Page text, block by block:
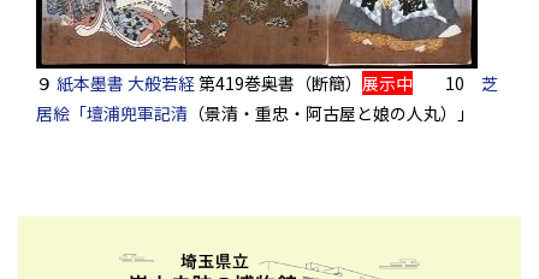
９ 紙本墨書 大般若経第419巻奥書（断簡） 展示中 10 芝
居絵「壇浦兜軍記清 （景清・重忠・阿古屋と娘の人丸）」